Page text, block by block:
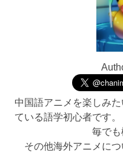
中国語アニメを楽しみ
ている語学初心者です
毎でも
その他海外アニメに